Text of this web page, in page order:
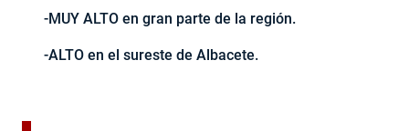
-MUY ALTO en gran parte de la región.
-ALTO en el sureste de Albacete.